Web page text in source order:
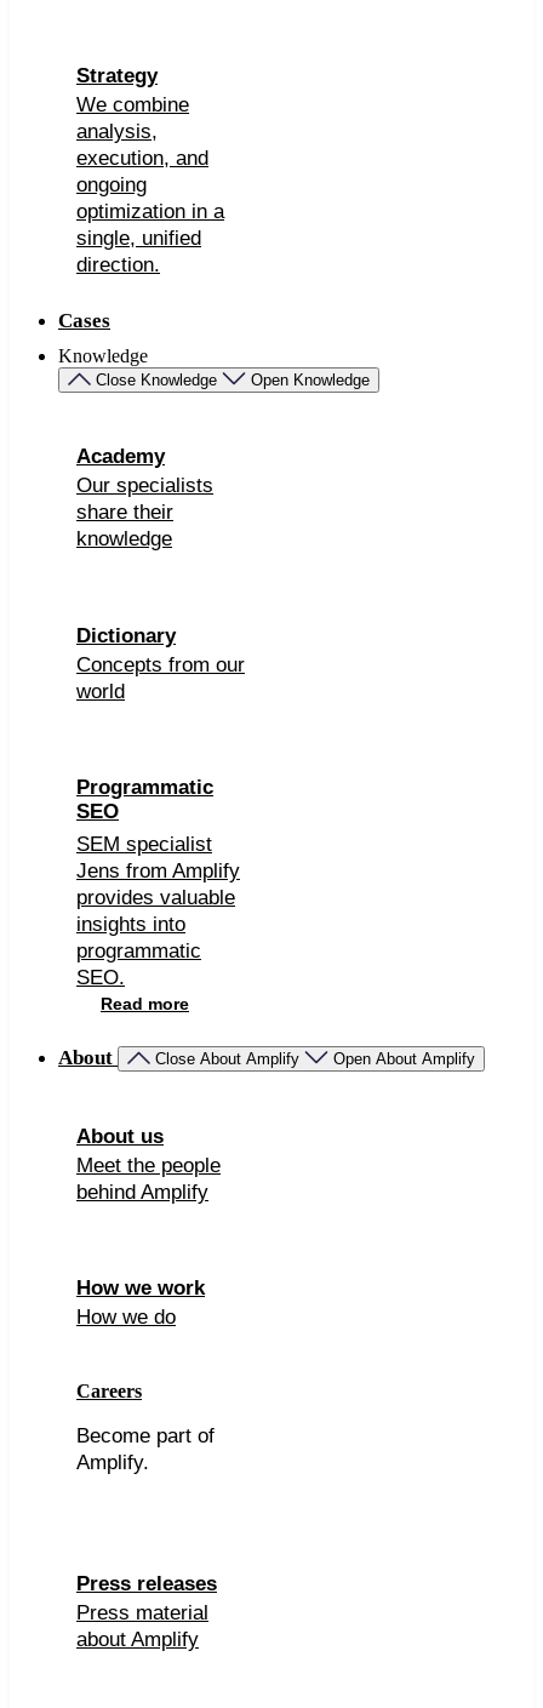
Strategy
We combine
analysis,
execution, and
ongoing
optimization in a
single, unified
direction.
Cases
Knowledge
Close Knowledge Open Knowledge
Academy
Our specialists
share their
knowledge
Dictionary
Concepts from our
world
Programmatic
SEO
SEM specialist
Jens from Amplify
provides valuable
insights into
programmatic
SEO.
Read more
About Close About Amplify Open About Amplify
About us
Meet the people
behind Amplify
How we work
How we do
Careers
Become part of
Amplify.
Press releases
Press material
about Amplify